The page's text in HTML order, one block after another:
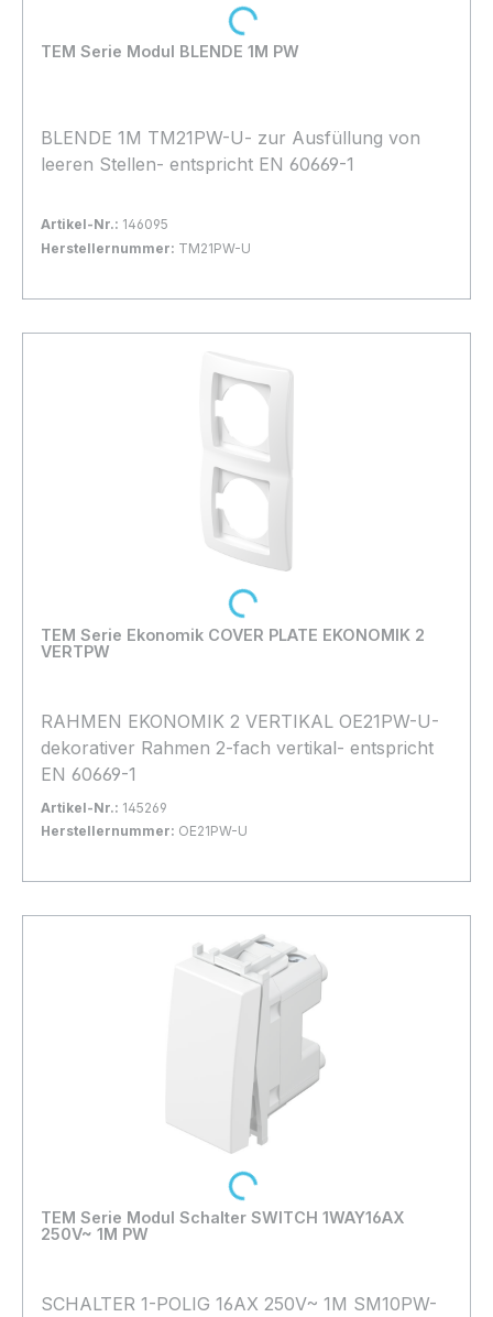
TEM Serie Modul BLENDE 1M PW
BLENDE 1M TM21PW-U- zur Ausfüllung von
leeren Stellen- entspricht EN 60669-1
Artikel-Nr.: 146095
Herstellernummer: TM21PW-U
In den Warenkorb
Loading...
TEM Serie Ekonomik COVER PLATE EKONOMIK 2
VERTPW
RAHMEN EKONOMIK 2 VERTIKAL OE21PW-U-
dekorativer Rahmen 2-fach vertikal- entspricht
EN 60669-1
Artikel-Nr.: 145269
Herstellernummer: OE21PW-U
In den Warenkorb
Loading...
TEM Serie Modul Schalter SWITCH 1WAY16AX
250V~ 1M PW
SCHALTER 1-POLIG 16AX 250V~ 1M SM10PW-
Loading...